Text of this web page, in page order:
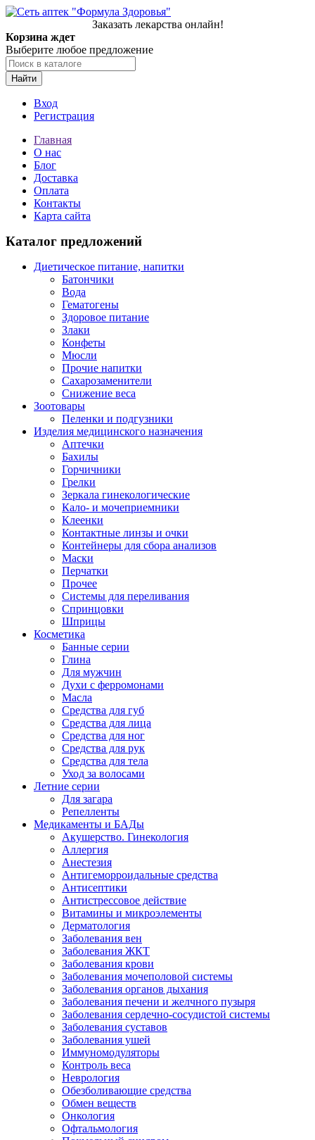
Заказать лекарства онлайн!
Корзина ждет
Выберите любое предложение
Найти
Вход
Регистрация
Главная
О нас
Блог
Доставка
Оплата
Контакты
Карта сайта
Каталог предложений
Диетическое питание, напитки
Батончики
Вода
Гематогены
Здоровое питание
Злаки
Конфеты
Мюсли
Прочие напитки
Сахарозаменители
Снижение веса
Зоотовары
Пеленки и подгузники
Изделия медицинского назначения
Аптечки
Бахилы
Горчичники
Грелки
Зеркала гинекологические
Кало- и мочеприемники
Клеенки
Контактные линзы и очки
Контейнеры для сбора анализов
Маски
Перчатки
Прочее
Системы для переливания
Спринцовки
Шприцы
Косметика
Банные серии
Глина
Для мужчин
Духи с ферромонами
Масла
Средства для губ
Средства для лица
Средства для ног
Средства для рук
Средства для тела
Уход за волосами
Летние серии
Для загара
Репелленты
Медикаменты и БАДы
Акушерство. Гинекология
Аллергия
Анестезия
Антигеморроидальные средства
Антисептики
Антистрессовое действие
Витамины и микроэлементы
Дерматология
Заболевания вен
Заболевания ЖКТ
Заболевания крови
Заболевания мочеполовой системы
Заболевания органов дыхания
Заболевания печени и желчного пузыря
Заболевания сердечно-сосудистой системы
Заболевания суставов
Заболевания ушей
Иммуномодуляторы
Контроль веса
Неврология
Обезболивающие средства
Обмен веществ
Онкология
Офтальмология